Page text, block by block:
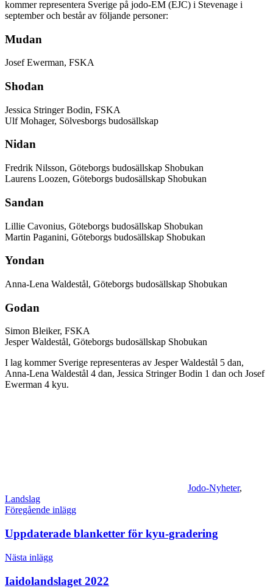
kommer representera Sverige på jodo-EM (EJC) i Stevenage i
september och består av följande personer:
Mudan
Josef Ewerman, FSKA
Shodan
Jessica Stringer Bodin, FSKA
Ulf Mohager, Sölvesborgs budosällskap
Nidan
Fredrik Nilsson, Göteborgs budosällskap Shobukan
Laurens Loozen, Göteborgs budosällskap Shobukan
Sandan
Lillie Cavonius, Göteborgs budosällskap Shobukan
Martin Paganini, Göteborgs budosällskap Shobukan
Yondan
Anna-Lena Waldestål, Göteborgs budosällskap Shobukan
Godan
Simon Bleiker, FSKA
Jesper Waldestål, Göteborgs budosällskap Shobukan
I lag kommer Sverige representeras av Jesper Waldestål 5 dan,
Anna-Lena Waldestål 4 dan, Jessica Stringer Bodin 1 dan och Josef
Ewerman 4 kyu.
Jodo-Nyheter,
Landslag
Inläggsnavigering
Föregående inlägg
Uppdaterade blanketter för kyu-gradering
Nästa inlägg
Iaidolandslaget 2022